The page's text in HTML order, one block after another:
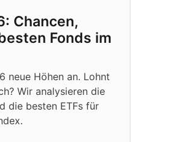
Chancen,
Fonds im
neue Höhen an. Lohnt
Wir analysieren die
die besten ETFs für